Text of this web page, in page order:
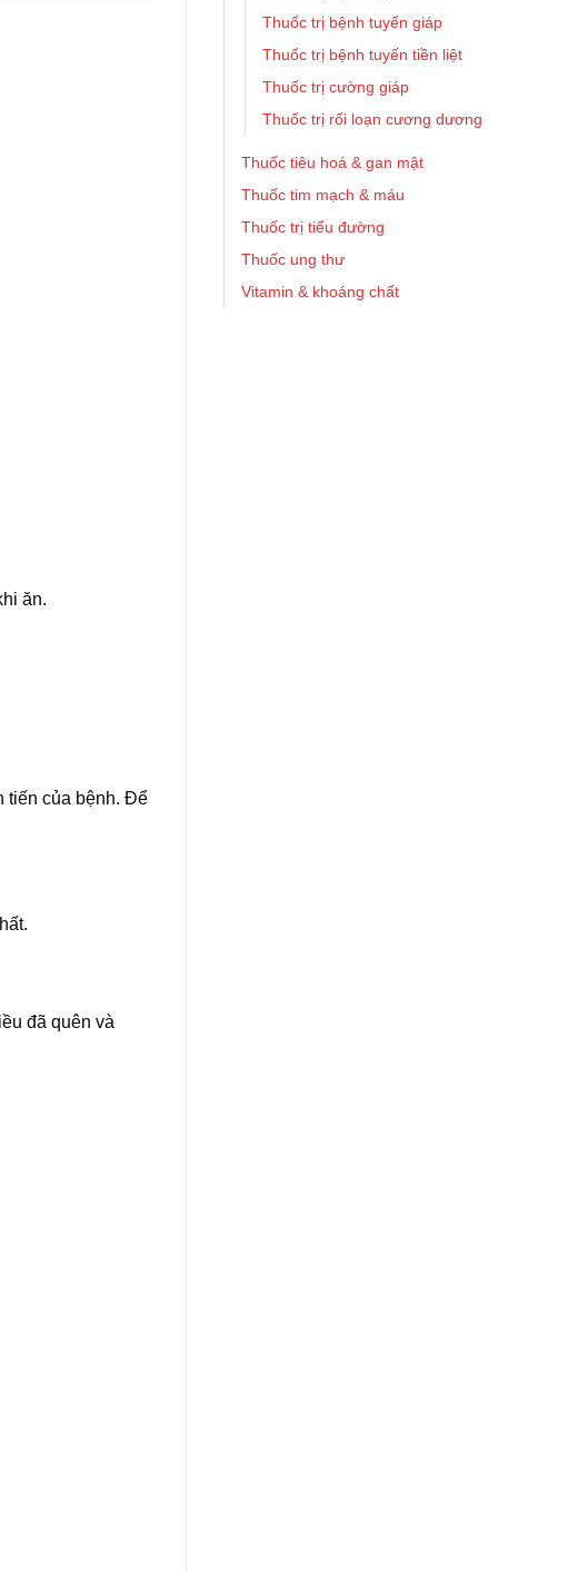
Thuốc trị bệnh tuyến giáp
Thuốc trị bệnh tuyến tiền liệt
Thuốc trị cường giáp
Thuốc trị rối loạn cương dương
Thuốc tiêu hoá & gan mật
Thuốc tim mạch & máu
Thuốc trị tiểu đường
Thuốc ung thư
Vitamin & khoáng chất
ăn.
tiến của bệnh. Để
đã quên và